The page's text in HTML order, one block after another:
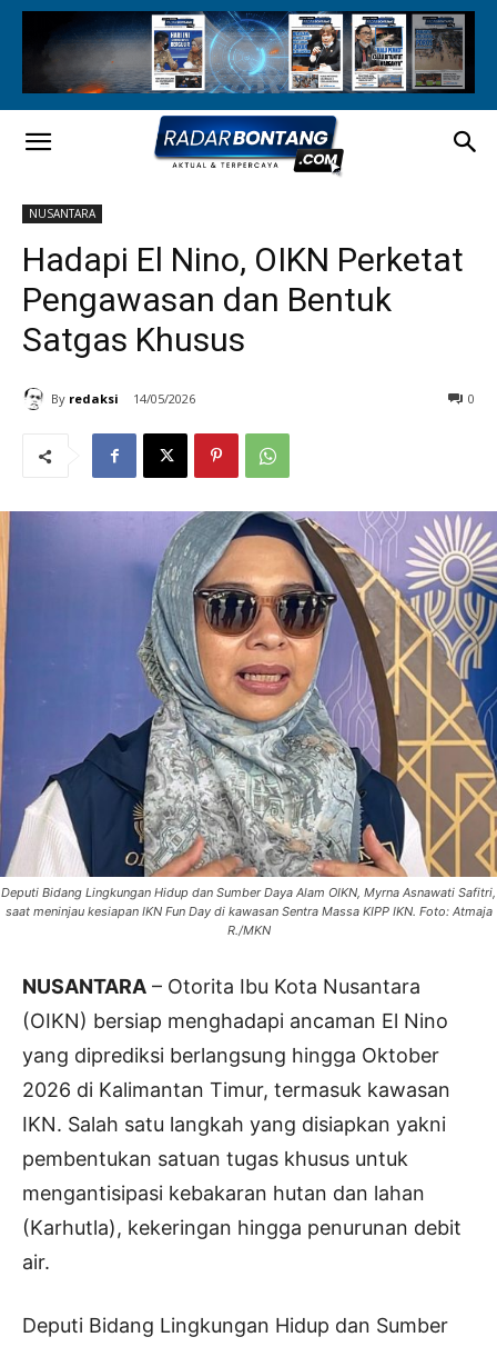
NUSANTARA
Hadapi El Nino, OIKN Perketat
Pengawasan dan Bentuk
Satgas Khusus
By redaksi 14/05/2026 0
Deputi Bidang Lingkungan Hidup dan Sumber Daya Alam OIKN, Myrna Asnawati Safitri,
saat meninjau kesiapan IKN Fun Day di kawasan Sentra Massa KIPP IKN. Foto: Atmaja
R./MKN
NUSANTARA – Otorita Ibu Kota Nusantara
(OIKN) bersiap menghadapi ancaman El Nino
yang diprediksi berlangsung hingga Oktober
2026 di Kalimantan Timur, termasuk kawasan
IKN. Salah satu langkah yang disiapkan yakni
pembentukan satuan tugas khusus untuk
mengantisipasi kebakaran hutan dan lahan
(Karhutla), kekeringan hingga penurunan debit
air.
Deputi Bidang Lingkungan Hidup dan Sumber